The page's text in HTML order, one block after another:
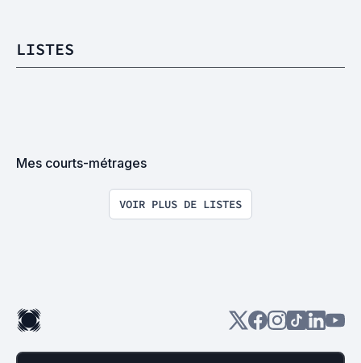
LISTES
Mes courts-métrages
VOIR PLUS DE LISTES